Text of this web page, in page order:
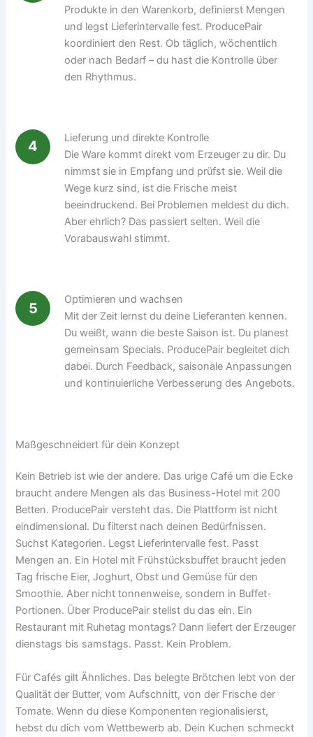
Produkte in den Warenkorb, definierst Mengen
und legst Lieferintervalle fest. ProducePair
koordiniert den Rest. Ob täglich, wöchentlich
oder nach Bedarf – du hast die Kontrolle über
den Rhythmus.
4
Lieferung und direkte Kontrolle
Die Ware kommt direkt vom Erzeuger zu dir. Du
nimmst sie in Empfang und prüfst sie. Weil die
Wege kurz sind, ist die Frische meist
beeindruckend. Bei Problemen meldest du dich.
Aber ehrlich? Das passiert selten. Weil die
Vorabauswahl stimmt.
5
Optimieren und wachsen
Mit der Zeit lernst du deine Lieferanten kennen.
Du weißt, wann die beste Saison ist. Du planest
gemeinsam Specials. ProducePair begleitet dich
dabei. Durch Feedback, saisonale Anpassungen
und kontinuierliche Verbesserung des Angebots.
Maßgeschneidert für dein Konzept
Kein Betrieb ist wie der andere. Das urige Café um die Ecke
braucht andere Mengen als das Business-Hotel mit 200
Betten. ProducePair versteht das. Die Plattform ist nicht
eindimensional. Du filterst nach deinen Bedürfnissen.
Suchst Kategorien. Legst Lieferintervalle fest. Passt
Mengen an. Ein Hotel mit Frühstücksbuffet braucht jeden
Tag frische Eier, Joghurt, Obst und Gemüse für den
Smoothie. Aber nicht tonnenweise, sondern in Buffet-
Portionen. Über ProducePair stellst du das ein. Ein
Restaurant mit Ruhetag montags? Dann liefert der Erzeuger
dienstags bis samstags. Passt. Kein Problem.
Für Cafés gilt Ähnliches. Das belegte Brötchen lebt von der
Qualität der Butter, vom Aufschnitt, von der Frische der
Tomate. Wenn du diese Komponenten regionalisierst,
hebst du dich vom Wettbewerb ab. Dein Kuchen schmeckt